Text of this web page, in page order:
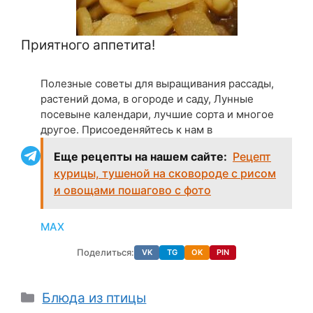
Приятного аппетита!
Полезные советы для выращивания рассады,
растений дома, в огороде и саду, Лунные
посевыне календари, лучшие сорта и многое
другое. Присоеденяйтесь к нам в
Еще рецепты на нашем сайте: Рецепт
курицы, тушеной на сковороде с рисом
и овощами пошагово с фото
МАХ
Поделиться: VK TG OK PIN
Рубрики
Блюда из птицы